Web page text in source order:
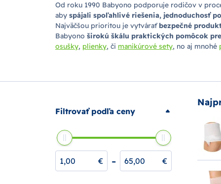
Od roku 1990 Babyono podporuje rodičov v
aby spájali spoľahlivé riešenia, jednoduchosť
Najväčšou prioritou je vytvárať bezpečné
Babyono širokú škálu praktických pomôcok
osušky, plienky, či manikúrové sety, no aj mnohé
Filtrovať podľa ceny
€ - €